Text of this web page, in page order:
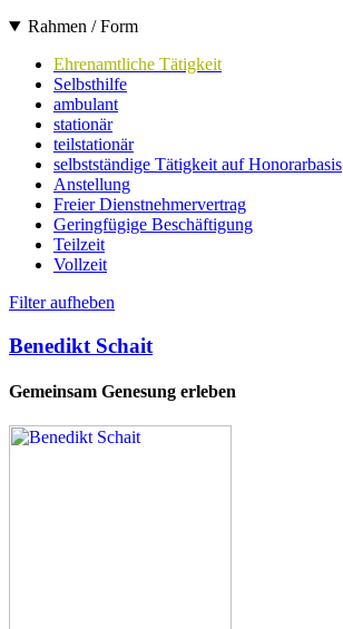
Rahmen / Form
Ehrenamtliche Tätigkeit
Selbsthilfe
ambulant
stationär
teilstationär
selbstständige Tätigkeit auf Honorarbasis
Anstellung
Freier Dienstnehmervertrag
Geringfügige Beschäftigung
Teilzeit
Vollzeit
Filter aufheben
Benedikt Schait
Gemeinsam Genesung erleben